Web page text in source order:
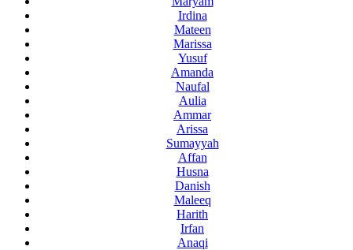
Irdina
Mateen
Marissa
Yusuf
Amanda
Naufal
Aulia
Ammar
Arissa
Sumayyah
Affan
Husna
Danish
Maleeq
Harith
Irfan
Anaqi